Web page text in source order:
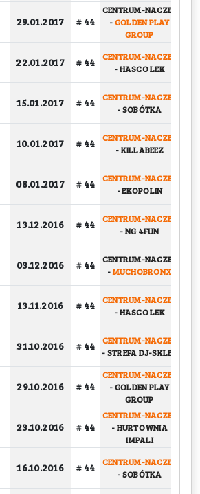
29.01.2017 # 44
CENTRUM-NACZEP
-GOLDEN PLAY
GROUP
22.01.2017 # 44
CENTRUM-NACZEP
-HASCO LEK
15.01.2017 # 44
CENTRUM-NACZEP
-SOBÓTKA
10.01.2017 # 44
CENTRUM-NACZEP
-KILLABEEZ
08.01.2017 # 44
CENTRUM-NACZEP
-EKOPOLIN
13.12.2016 # 44
CENTRUM-NACZEP
-NG 4FUN
03.12.2016 # 44
CENTRUM-NACZEP
-MUCHOBRONX
13.11.2016 # 44
CENTRUM-NACZEP
-HASCO LEK
31.10.2016 # 44
CENTRUM-NACZEP
-STREFA DJ-SKLEP
29.10.2016 # 44
CENTRUM-NACZEP
-GOLDEN PLAY
GROUP
23.10.2016 # 44
CENTRUM-NACZEP
-HURTOWNIA
IMPALI
16.10.2016 # 44
CENTRUM-NACZEP
-SOBÓTKA